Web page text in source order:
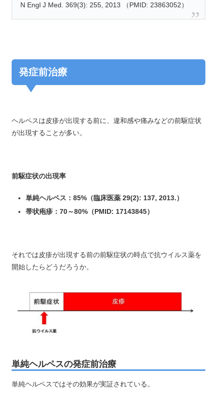
N Engl J Med. 369(3): 255, 2013 （PMID: 23863052）
発症前治療
ヘルペスは皮疹が出現する前に、違和感や痛みなどの前駆症状
が出現することが多い。
前駆症状の出現率
単純ヘルペス：85%（臨床医薬 29(2): 137, 2013.）
帯状疱疹：70～80%（PMID: 17143845）
それでは皮疹が出現する前の前駆症状の時点で抗ウイルス薬を
開始したらどうだろうか。
単純ヘルペスの発症前治療
単純ヘルペスではその効果が実証されている。